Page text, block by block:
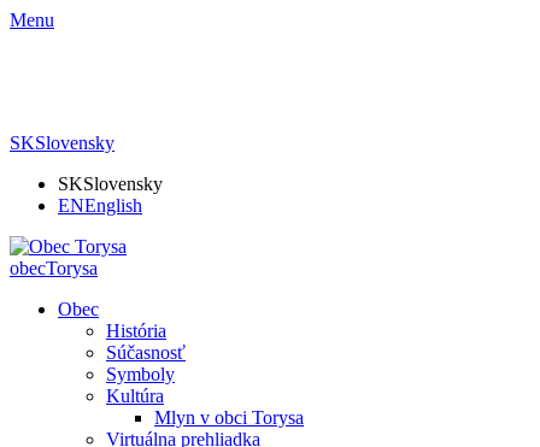
Menu
SKSlovensky
SKSlovensky
ENEnglish
obecTorysa
Obec
História
Súčasnosť
Symboly
Kultúra
Mlyn v obci Torysa
Virtuálna prehliadka